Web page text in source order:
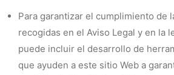
Para garantizar el cumplimiento de
recogidas en el Aviso Legal y en la
puede incluir el desarrollo de
que ayuden a este sitio Web a